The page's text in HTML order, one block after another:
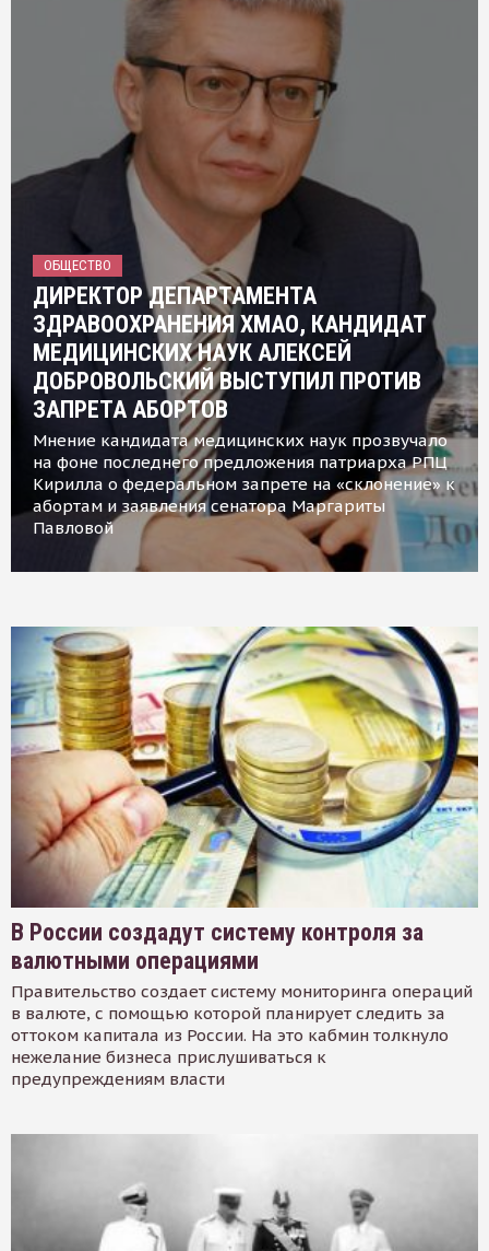
ОБЩЕСТВО
ДИРЕКТОР ДЕПАРТАМЕНТА
ЗДРАВООХРАНЕНИЯ ХМАО, КАНДИДАТ
МЕДИЦИНСКИХ НАУК АЛЕКСЕЙ
ДОБРОВОЛЬСКИЙ ВЫСТУПИЛ ПРОТИВ
ЗАПРЕТА АБОРТОВ
Мнение кандидата медицинских наук прозвучало
на фоне последнего предложения патриарха РПЦ
Кирилла о федеральном запрете на «склонение» к
абортам и заявления сенатора Маргариты
Павловой
В России создадут систему контроля за
валютными операциями
Правительство создает систему мониторинга операций
в валюте, с помощью которой планирует следить за
оттоком капитала из России. На это кабмин толкнуло
нежелание бизнеса прислушиваться к
предупреждениям власти